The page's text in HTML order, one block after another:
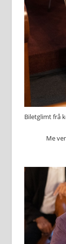
Biletglimt frå
Me